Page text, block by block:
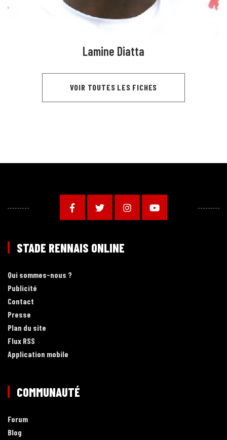
Lamine Diatta
VOIR TOUTES LES FICHES
STADE RENNAIS ONLINE
Qui sommes-nous ?
Publicité
Contact
Presse
Plan du site
Flux RSS
Application mobile
COMMUNAUTÉ
Forum
Blog